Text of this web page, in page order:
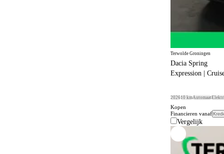
Terwolde Groningen
Dacia Spring
Expression |
202610 kmAutomaat
Kopen
Financieren vanaf
Vergelijk